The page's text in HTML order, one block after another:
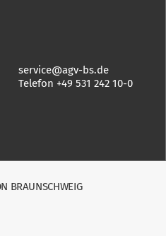
service@agv-bs.de
Telefon +49 531 242 10-0
BRAUNSCHWEIG